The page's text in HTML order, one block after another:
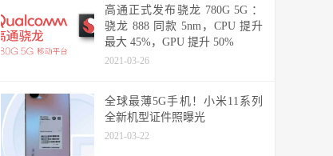
高通正式发布骁龙 780G 5G ：
骁龙 888 同款 5nm，CPU 提升
最大 45%，GPU 提升 50%
2021-03-26
全球最薄5G手机！小米11系列
全新机型证件照曝光
2021-03-22